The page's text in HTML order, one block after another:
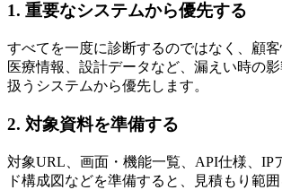
1. 重要なシステムから優先する
すべてを一度に診断するのではなく、顧客
医療情報、設計データなど、漏えい時の
扱うシステムから優先します。
2. 対象資料を準備する
対象URL、画面・機能一覧、API仕様、IP
ド構成図などを準備すると、見積もり範